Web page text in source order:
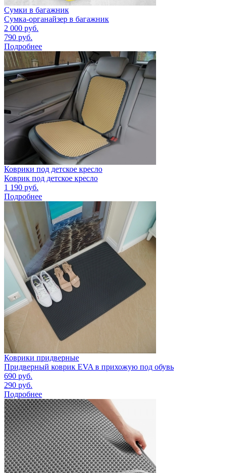
Сумки в багажник
Сумка-органайзер в багажник
2 000 руб.
790 руб.
Подробнее
Коврики под детское кресло
Коврик под детское кресло
1 190 руб.
Подробнее
Коврики придверные
Придверный коврик EVA в прихожую под обувь
690 руб.
290 руб.
Подробнее